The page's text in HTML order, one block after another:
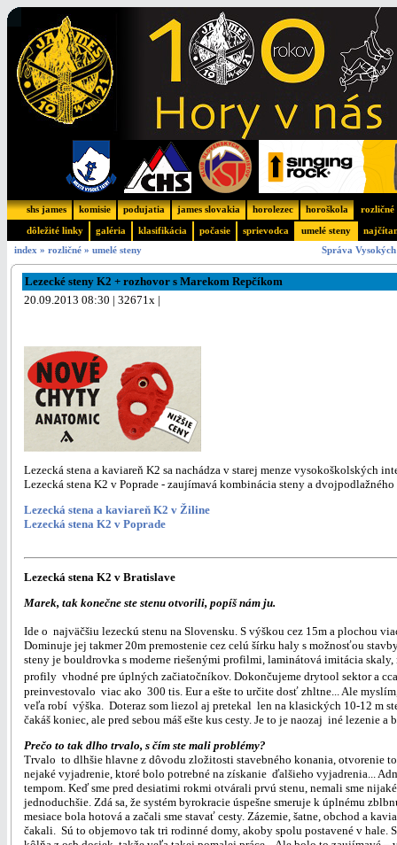
shs james komisie podujatia james slovakia horolezec horoškola rozličné
dôležité linky galéria klasifikácia počasie sprievodca umelé steny
index » rozličné » umelé steny Správa
Lezecké steny K2 + rozhovor s Marekom Repčíkom
20.09.2013 08:30 | 32671x |
Lezecká stena a kaviareň K2 sa nachádza v starej menze vysokoškolských
Lezecká stena K2 v Poprade - zaujímavá kombinácia steny a
Lezecká stena a kaviareň K2 v Žiline
Lezecká stena K2 v Poprade
Lezecká stena K2 v Bratislave
Marek, tak konečne ste stenu otvorili, popíš nám ju.
Ide o najväčšiu lezeckú stenu na Slovensku. S výškou cez 15m a plochou
Dominuje jej takmer 20m premostenie cez celú šírku haly s možnosťou
steny je bouldrovka s moderne riešenými profilmi, laminátová imitácia
profily vhodné pre úplných začiatočníkov. Dokončujeme drytool sektor a
preinvestovalo viac ako 300 tis. Eur a ešte to určite dosť zhltne... Ale
veľa robí výška. Doteraz som liezol aj pretekal len na klasických 10-12 m
čakáš koniec, ale pred sebou máš ešte kus cesty. Je to je naozaj iné lezenie a
Prečo to tak dlho trvalo, s čím ste mali problémy?
Trvalo to dlhšie hlavne z dôvodu zložitosti stavebného konania, otvorenie
nejaké vyjadrenie, ktoré bolo potrebné na získanie ďalšieho vyjadrenia...
tempom. Keď sme pred desiatimi rokmi otvárali prvú stenu, nemali sme
jednoduchšie. Zdá sa, že systém byrokracie úspešne smeruje k úplnému
mesiace bola hotová a začali sme stavať cesty. Zázemie, šatne, obchod a
čakali. Sú to objemovo tak tri rodinné domy, akoby spolu postavené v hale.